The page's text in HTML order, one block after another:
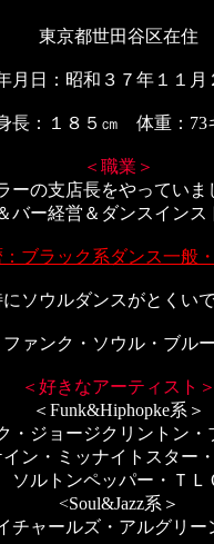
東京都世田谷区在住
月日：昭和３７年１１月
長：１８５㎝ 体重：73
＜職業＞
ーの支店長をやっていま
バー経営＆ダンスイン
：ブラック系ダンス一般
ソウルダンスがとくいで
ファンク・ソウル・ブル
＜好きなアーティスト＞
＜Funk&Hiphopke系＞
・ジョージクリントン
ン・ミッナイトスター
ソルトンペッパー・ＴＬ
<Soul&Jazz系＞
チャールズ・アルグリ